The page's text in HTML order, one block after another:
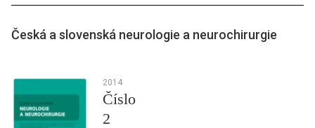
Česká a slovenská neurologie a neurochirurgie
2014
Číslo
2